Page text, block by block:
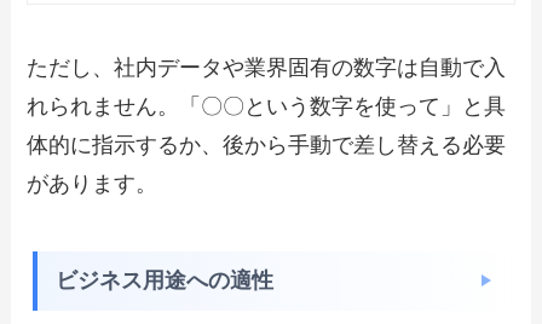
ただし、社内データや業界固有の数字は自動で入
れられません。「〇〇という数字を使って」と具
体的に指示するか、後から手動で差し替える必要
があります。
ビジネス用途への適性